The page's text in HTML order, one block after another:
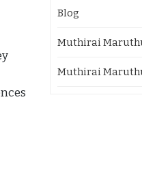
Blog
Muthirai
Muthirai